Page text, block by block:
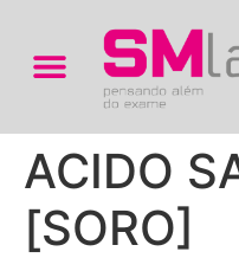
ACIDO
[SORO]